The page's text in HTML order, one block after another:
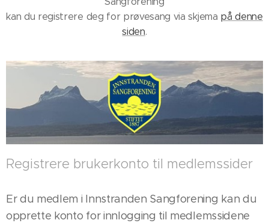
kan du registrere deg for prøvesang via skjema på denne
siden.
Registrere brukerkonto til medlemssider
Er du medlem i Innstranden Sangforening kan du
opprette konto for innlogging til medlemssidene